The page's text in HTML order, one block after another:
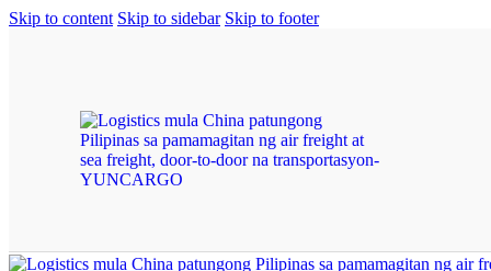
Skip to content Skip to sidebar Skip to footer